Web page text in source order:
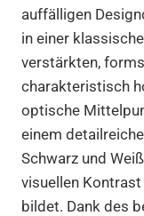
auffälligen
in einer
verstärkten,
charakteristisch
optische
einem
Schwarz und
visuellen
bildet. Dank des